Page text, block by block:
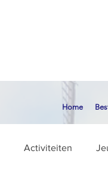
Home
Activiteiten